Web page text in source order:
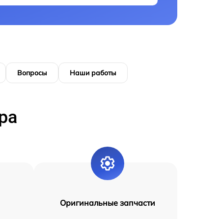
Вопросы Наши работы
Оригинальные запчасти